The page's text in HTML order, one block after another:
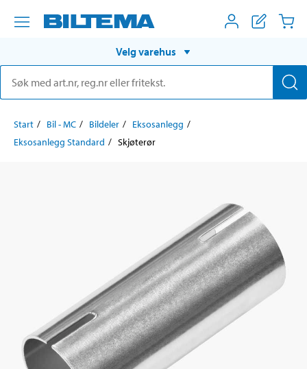
Velg varehus
Start Bil - MC Bildeler
Eksosanlegg
Eksosanlegg Standard
Skjøterør